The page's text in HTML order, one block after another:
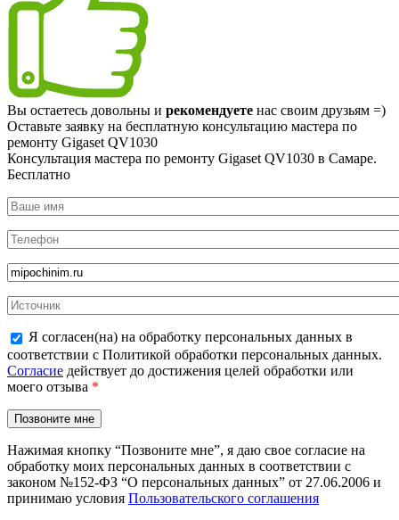
Вы остаетесь довольны и рекомендуете нас своим друзьям =)
Оставьте заявку на бесплатную консультацию мастера по
ремонту Gigaset QV1030
Консультация мастера по ремонту Gigaset QV1030 в Самаре.
Бесплатно
Я согласен(на) на обработку персональных данных в
соответствии с Политикой обработки персональных данных.
Согласие действует до достижения целей обработки или
моего отзыва *
Нажимая кнопку “Позвоните мне”, я даю свое согласие на
обработку моих персональных данных в соответствии с
законом №152-ФЗ “О персональных данных” от 27.06.2006 и
принимаю условия Пользовательского соглашения